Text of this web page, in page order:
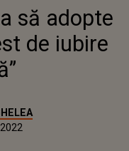
COPII: „E UN GEST
SUPREMĂ”
să adopte
de iubire